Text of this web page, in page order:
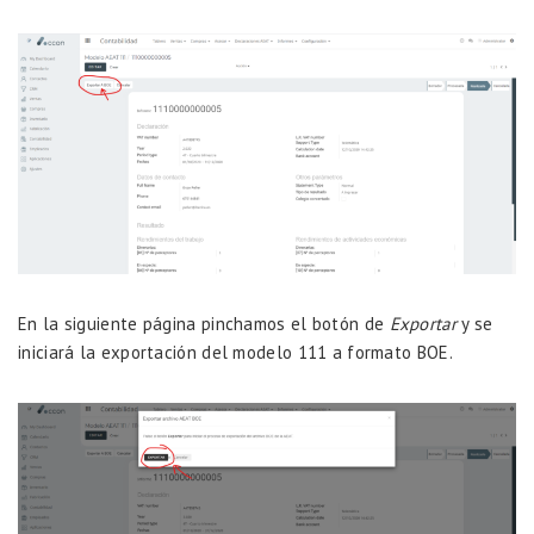
En la siguiente página pinchamos el botón de Exportary se
iniciará la exportación del modelo 111 a formato BOE.